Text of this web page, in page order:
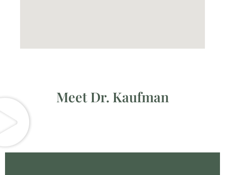
Meet Dr. Kaufman